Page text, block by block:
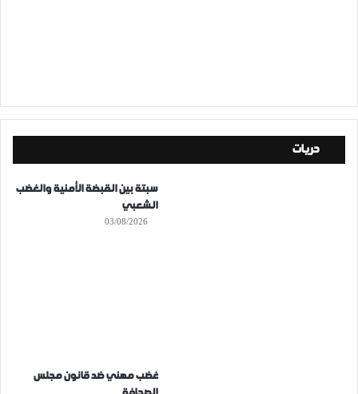
حريات
سبتة بين القبضة الأمنية والغضب
الشعبي
03/08/2026
غضب مهني ضد قانون مجلس